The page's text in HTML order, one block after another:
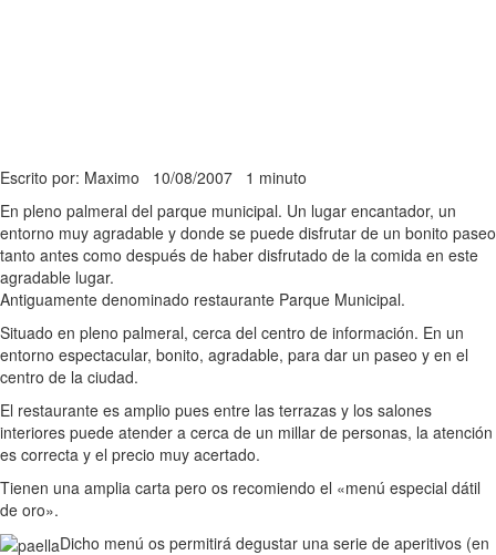
Escrito por: Maximo 10/08/2007 1 minuto
En pleno palmeral del parque municipal. Un lugar encantador, un
entorno muy agradable y donde se puede disfrutar de un bonito paseo
tanto antes como después de haber disfrutado de la comida en este
agradable lugar.
Antiguamente denominado restaurante Parque Municipal.
Situado en pleno palmeral, cerca del centro de información. En un
entorno espectacular, bonito, agradable, para dar un paseo y en el
centro de la ciudad.
El restaurante es amplio pues entre las terrazas y los salones
interiores puede atender a cerca de un millar de personas, la atención
es correcta y el precio muy acertado.
Tienen una amplia carta pero os recomiendo el «menú especial dátil
de oro».
Dicho menú os permitirá degustar una serie de aperitivos (en